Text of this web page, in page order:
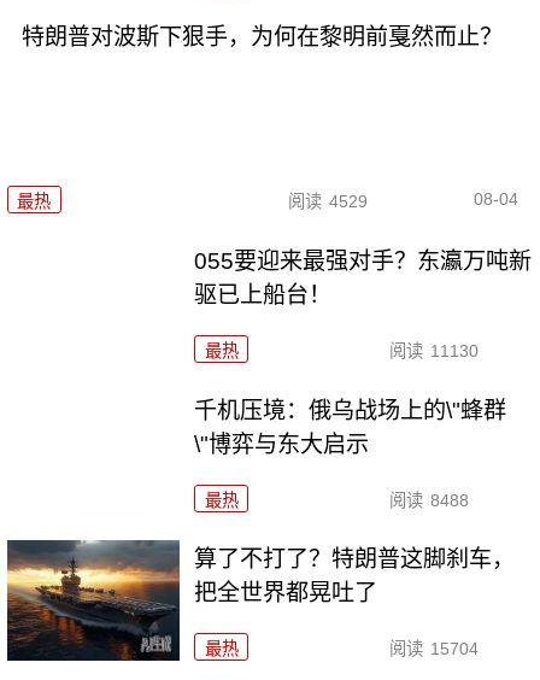
特朗普对波斯下狠手，为何在黎明前戛然而止？
最热 阅读 4529 08-04
055要迎来最强对手？东瀛万吨新
驱已上船台！
最热 阅读 11130
千机压境：俄乌战场上的\"蜂群
\"博弈与东大启示
最热 阅读 8488
算了不打了？特朗普这脚刹车，
把全世界都晃吐了
最热 阅读 15704